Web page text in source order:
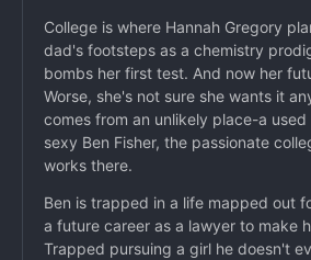
College is where Hannah Gregory
dad's footsteps as a chemistry
bombs her first test. And now her
Worse, she's not sure she wants it
comes from an unlikely place-a
sexy Ben Fisher, the passionate
works there.
Ben is trapped in a life mapped out
a future career as a lawyer to make
Trapped pursuing a girl he doesn't